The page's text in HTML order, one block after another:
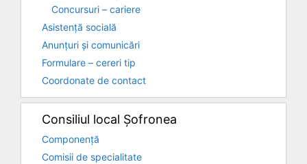
Concursuri – cariere
Asistență socială
Anunțuri și comunicări
Formulare – cereri tip
Coordonate de contact
Consiliul local Șofronea
Componență
Comisii de specialitate